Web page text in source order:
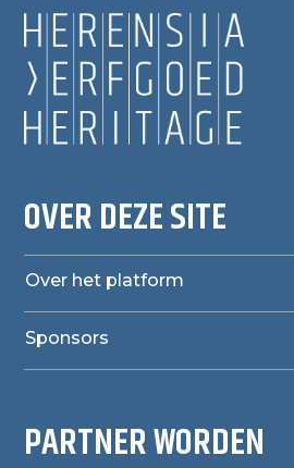
OVER DEZE SITE
Over het platform
Sponsors
PARTNER WORDEN